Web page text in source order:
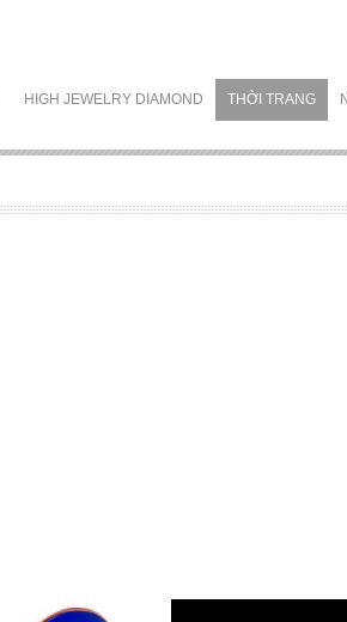
HIGH JEWELRY DIAMOND THỜI TRANG